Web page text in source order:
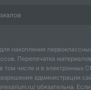
накопления
Перепечатка
том числе и в электронных
администрации
обязательна.